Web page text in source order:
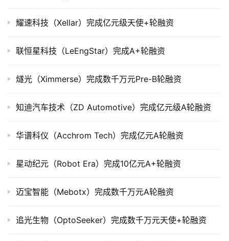
投
据
创
学
院
耀速科技（Xellar）完成亿元级天使+轮融资
联恒星科技（LeEngStar）完成A+轮融资
燧光（Ximmerse）完成数千万元Pre-B轮融资
知迪汽车技术（ZD Automotive）完成亿元级A轮融资
华谱科仪（Acchrom Tech）完成亿元A轮融资
星动纪元（Robot Era）完成10亿元A+轮融资
迈宝智能（Mebotx）完成数千万元A轮融资
追光生物（OptoSeeker）完成数千万元天使+轮融资